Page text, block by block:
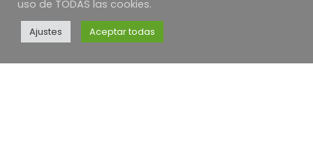
uso de TODAS las cookies.
Ajustes Aceptar todas